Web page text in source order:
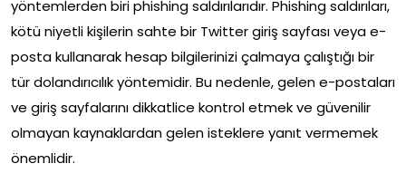
yöntemlerden biri phishing saldırılarıdır. Phishing saldırıları,
kötü niyetli kişilerin sahte bir Twitter giriş sayfası veya e-
posta kullanarak hesap bilgilerinizi çalmaya çalıştığı bir
tür dolandırıcılık yöntemidir. Bu nedenle, gelen e-postaları
ve giriş sayfalarını dikkatlice kontrol etmek ve güvenilir
olmayan kaynaklardan gelen isteklere yanıt vermemek
önemlidir.